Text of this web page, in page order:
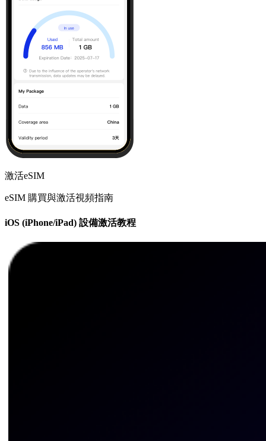
激活eSIM
eSIM 購買與激活視頻指南
iOS (iPhone/iPad) 設備激活教程